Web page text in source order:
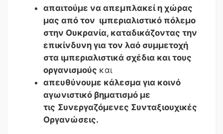
απαιτούμε να απεμπλακεί η χώρας
μας από τον ιμπεριαλιστικό πόλεμο
στην Ουκρανία, καταδικάζοντας την
επικίνδυνη για τον λαό συμμετοχή
στα ιμπεριαλιστικά σχέδια και τους
οργανισμούς και
απευθύνουμε κάλεσμα για κοινό
αγωνιστικό βηματισμό με
τις Συνεργαζόμενες Συνταξιουχικές
Οργανώσεις.